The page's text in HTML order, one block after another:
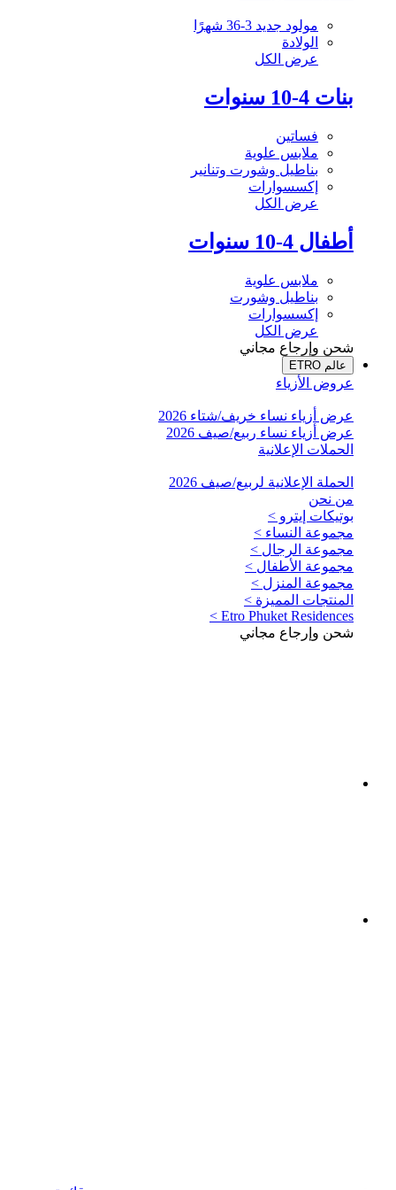
مولود جديد 3-36 شهرًا
الولادة
عرض الكل
بنات 4-10 سنوات
فساتين
ملابس علوية
بناطيل وشورت وتنانير
إكسسوارات
عرض الكل
أطفال 4-10 سنوات
ملابس علوية
بناطيل وشورت
إكسسوارات
عرض الكل
شحن وإرجاع مجاني
عالم ETRO
عروض الأزياء
عرض أزياء نساء خريف/شتاء 2026
عرض أزياء نساء ربيع/صيف 2026
الحملات الإعلانية
الحملة الإعلانية لربيع/صيف 2026
من نحن
بوتيكات إيترو >
مجموعة النساء >
مجموعة الرجال >
مجموعة الأطفال >
مجموعة المنزل >
المنتجات المميزة >
Etro Phuket Residences >
شحن وإرجاع مجاني